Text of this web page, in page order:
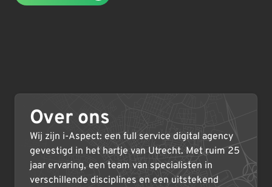
Over ons
Wij zijn i-Aspect: een full service digital agency
gevestigd in het hartje van Utrecht. Met ruim 25
jaar ervaring, een team van specialisten in
verschillende disciplines en een uitstekend